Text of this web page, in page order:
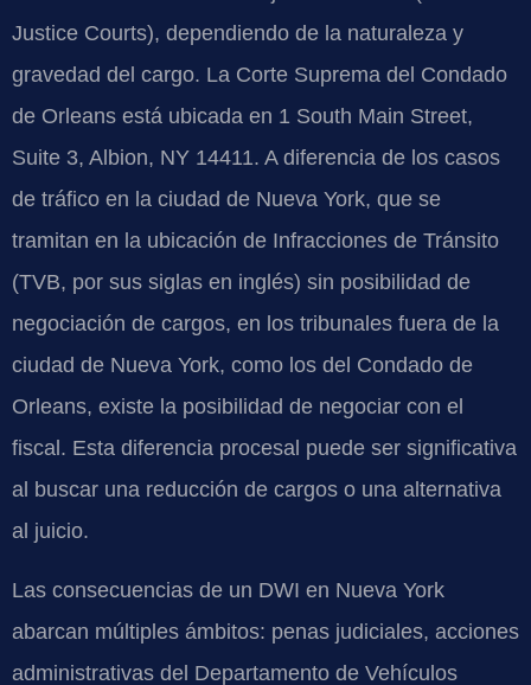
Justice Courts), dependiendo de la naturaleza y
gravedad del cargo. La Corte Suprema del Condado
de Orleans está ubicada en 1 South Main Street,
Suite 3, Albion, NY 14411. A diferencia de los casos
de tráfico en la ciudad de Nueva York, que se
tramitan en la ubicación de Infracciones de Tránsito
(TVB, por sus siglas en inglés) sin posibilidad de
negociación de cargos, en los tribunales fuera de la
ciudad de Nueva York, como los del Condado de
Orleans, existe la posibilidad de negociar con el
fiscal. Esta diferencia procesal puede ser significativa
al buscar una reducción de cargos o una alternativa
al juicio.
Las consecuencias de un DWI en Nueva York
abarcan múltiples ámbitos: penas judiciales, acciones
administrativas del Departamento de Vehículos